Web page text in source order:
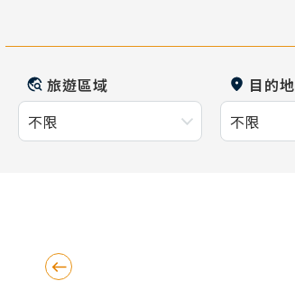
旅遊區域 目的地